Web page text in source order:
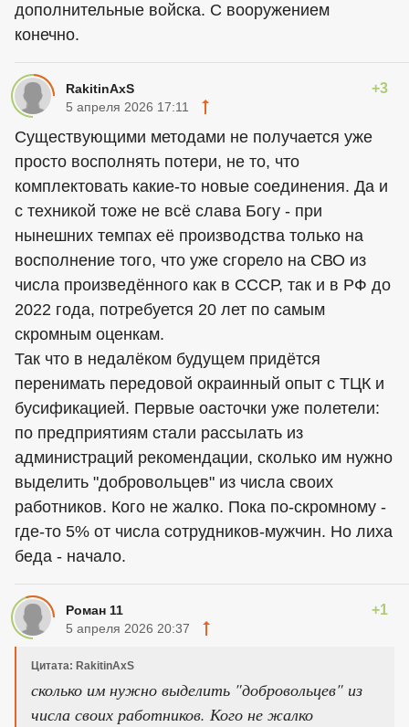
дополнительные войска. С вооружением
конечно.
RakitinAxS +3
5 апреля 2026 17:11
Существующими методами не получается уже
просто восполнять потери, не то, что
комплектовать какие-то новые соединения. Да и
с техникой тоже не всё слава Богу - при
нынешних темпах её производства только на
восполнение того, что уже сгорело на СВО из
числа произведённого как в СССР, так и в РФ до
2022 года, потребуется 20 лет по самым
скромным оценкам.
Так что в недалёком будущем придётся
перенимать передовой окраинный опыт с ТЦК и
бусификацией. Первые оасточки уже полетели:
по предприятиям стали рассылать из
администраций рекомендации, сколько им нужно
выделить "добровольцев" из числа своих
работников. Кого не жалко. Пока по-скромному -
где-то 5% от числа сотрудников-мужчин. Но лиха
беда - начало.
Роман 11 +1
5 апреля 2026 20:37
Цитата: RakitinAxS
сколько им нужно выделить "добровольцев" из
числа своих работников. Кого не жалко